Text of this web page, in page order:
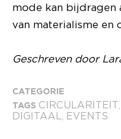
mode kan bijdragen
van materialisme en
Geschreven door
CATEGORIE
TAGS CIRCULARITEIT
DIGITAAL EVENTS